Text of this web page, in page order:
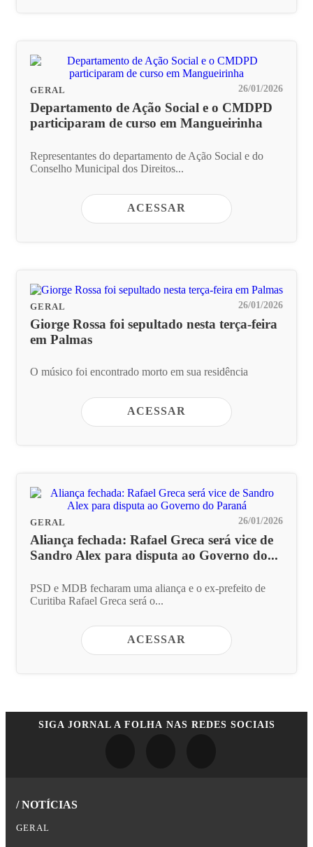
GERAL 26/01/2026
Departamento de Ação Social e o CMDPD
participaram de curso em Mangueirinha
Representantes do departamento de Ação Social e do
Conselho Municipal dos Direitos...
ACESSAR
GERAL 26/01/2026
Giorge Rossa foi sepultado nesta terça-feira
em Palmas
O músico foi encontrado morto em sua residência
ACESSAR
GERAL 26/01/2026
Aliança fechada: Rafael Greca será vice de
Sandro Alex para disputa ao Governo do...
PSD e MDB fecharam uma aliança e o ex-prefeito de
Curitiba Rafael Greca será o...
ACESSAR
SIGA JORNAL A FOLHA NAS REDES SOCIAIS
/ NOTÍCIAS
GERAL